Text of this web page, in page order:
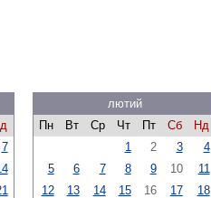
7
лютий
Пн
Вт Ср Чт Пт Сб
Нд
1
2 3
4
5
6 7 8 9 10
11
12
13 14 15 16 17
18